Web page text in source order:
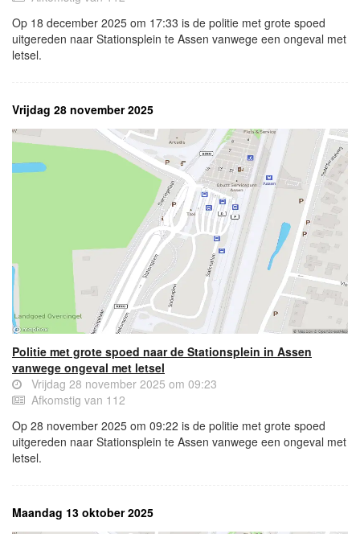
Op 18 december 2025 om 17:33 is de politie met grote spoed
uitgereden naar Stationsplein te Assen vanwege een ongeval met
letsel.
Vrijdag 28 november 2025
Politie met grote spoed naar de Stationsplein in Assen
vanwege ongeval met letsel
Vrijdag 28 november 2025 om 09:23
Afkomstig van 112
Op 28 november 2025 om 09:22 is de politie met grote spoed
uitgereden naar Stationsplein te Assen vanwege een ongeval met
letsel.
Maandag 13 oktober 2025